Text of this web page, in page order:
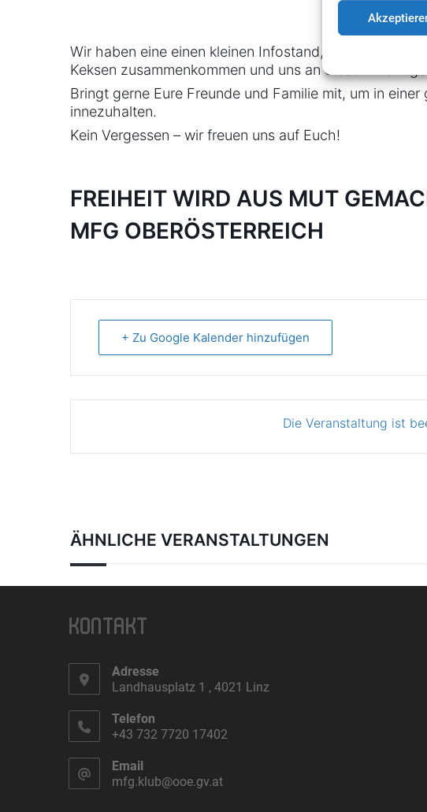
Wir haben eine einen kleinen Infostand, um hier
Keksen zusammenkommen und uns an diesen
Bringt gerne Eure Freunde und Familie mit, um in
innezuhalten.
Kein Vergessen – wir freuen uns auf Euch!
FREIHEIT WIRD AUS MUT
MFG OBERÖSTERREICH
+ Zu Google Kalender hinzufügen
Die Veranstaltung ist
ÄHNLICHE VERANSTALTUNGEN
KONTAKT
Adresse
Landhausplatz 1 , 4021 Linz
Telefon
+43 732 7720 17402
Email
mfg.klub@ooe.gv.at